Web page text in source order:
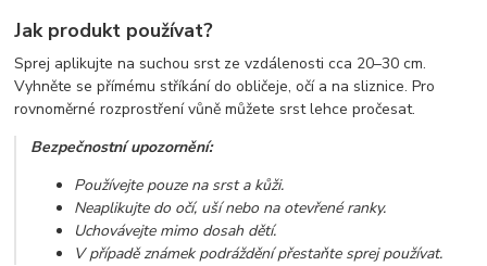
Jak produkt používat?
Sprej aplikujte na suchou srst ze vzdálenosti cca 20–30 cm.
Vyhněte se přímému stříkání do obličeje, očí a na sliznice. Pro
rovnoměrné rozprostření vůně můžete srst lehce pročesat.
Bezpečnostní upozornění:
Používejte pouze na srst a kůži.
Neaplikujte do očí, uší nebo na otevřené ranky.
Uchovávejte mimo dosah dětí.
V případě známek podráždění přestaňte sprej používat.